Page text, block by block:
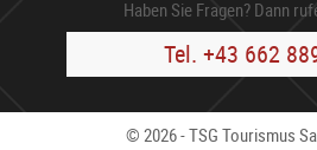
Haben Sie Fragen? Dann
Tel. +43 662
© 2026 - TSG Tourismus